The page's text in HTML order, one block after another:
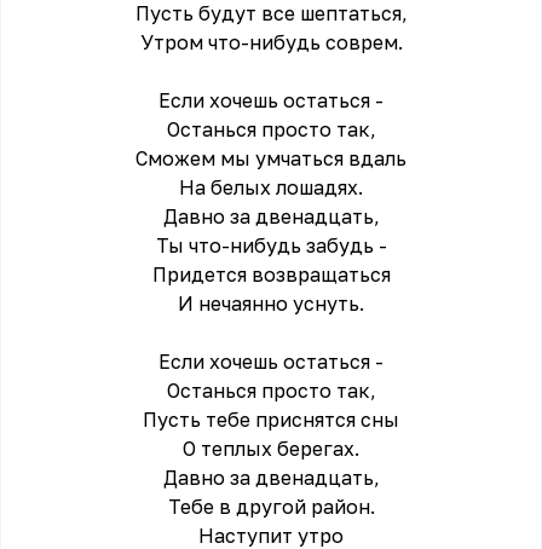
Пусть будут все шептаться,
Утром что-нибудь соврем.
Если хочешь остаться -
Останься просто так,
Сможем мы умчаться вдаль
На белых лошадях.
Давно за двенадцать,
Ты что-нибудь забудь -
Придется возвращаться
И нечаянно уснуть.
Если хочешь остаться -
Останься просто так,
Пусть тебе приснятся сны
О тeплых берегах.
Давно за двенадцать,
Тебе в другой район.
Наступит утро